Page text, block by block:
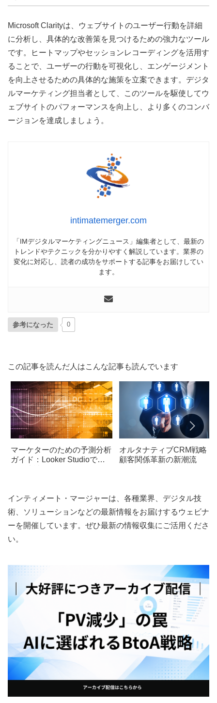
Microsoft Clarityは、ウェブサイトのユーザー行動を詳細
に分析し、具体的な改善策を見つけるための強力なツール
です。ヒートマップやセッションレコーディングを活用す
ることで、ユーザーの行動を可視化し、エンゲージメント
を向上させるための具体的な施策を立案できます。デジタ
ルマーケティング担当者として、このツールを駆使してウ
ェブサイトのパフォーマンスを向上し、より多くのコンバ
ージョンを達成しましょう。
intimatemerger.com
「IMデジタルマーケティングニュース」編集者として、最新の
トレンドやテクニックを分かりやすく解説しています。業界の
変化に対応し、読者の成功をサポートする記事をお届けしてい
ます。
参考になった 0
この記事を読んだ人はこんな記事も読んでいます
マーケターのための予測分析
ガイド：Looker Studioで数
オルタナティブCRM戦略：
顧客関係革新の新潮流
インティメート・マージャーは、各種業界、デジタル技
術、ソリューションなどの最新情報をお届けするウェビナ
ーを開催しています。ぜひ最新の情報収集にご活用くださ
い。